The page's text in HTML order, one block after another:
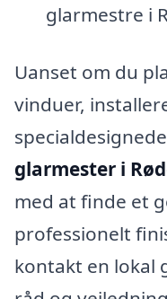
glarmestre i
Uanset om du
vinduer,
glarmester i
med at finde et
professionelt
kontakt en lokal